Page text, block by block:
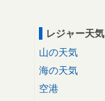
レジャー天気
山の天気
海の天気
空港